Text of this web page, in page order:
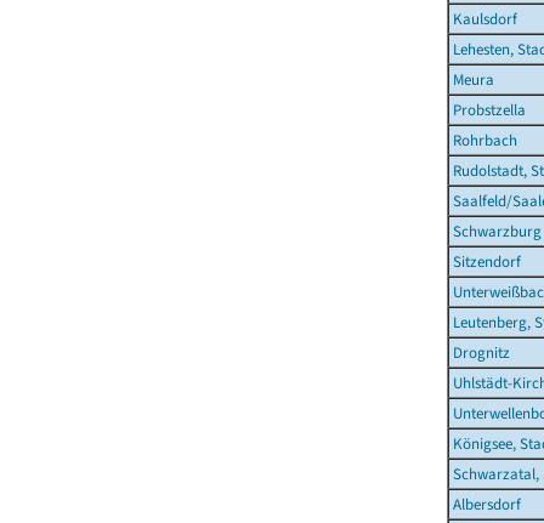
Kaulsdorf
Lehesten,
Meura
Probstzella
Rohrbach
Rudolstadt,
Saalfeld/
Schwarzburg
Sitzendorf
Leutenberg,
Drognitz
Uhlstädt-
Königsee,
Schwarzatal,
Albersdorf